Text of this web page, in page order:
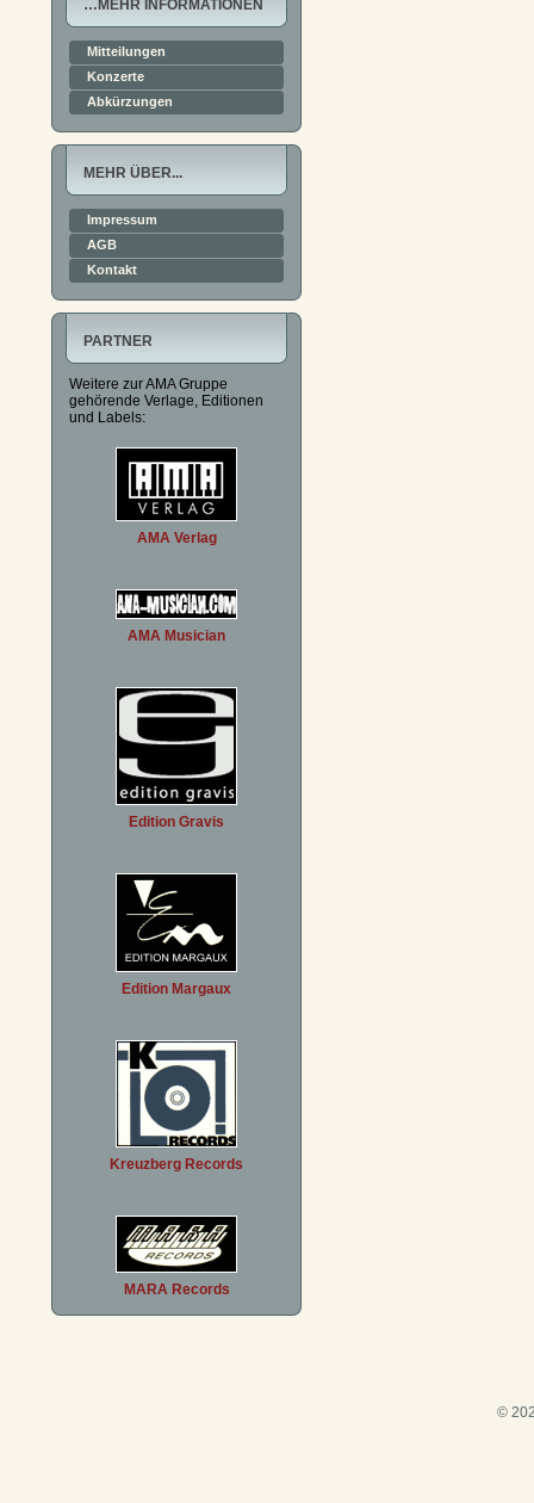
…MEHR INFORMATIONEN
Mitteilungen
Konzerte
Abkürzungen
MEHR ÜBER...
Impressum
AGB
Kontakt
PARTNER
Weitere zur AMA Gruppe
gehörende Verlage, Editionen
und Labels:
AMA Verlag
AMA Musician
Edition Gravis
Edition Margaux
Kreuzberg Records
MARA Records
©